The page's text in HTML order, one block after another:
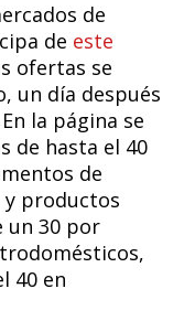
de
de este
ofertas se
un día después
la página se
de hasta el 40
de
y productos
un 30 por
40 en